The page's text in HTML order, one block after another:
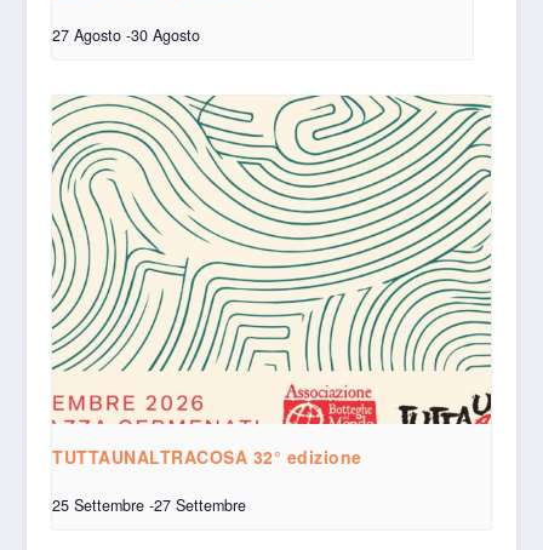
27 Agosto -30 Agosto
TUTTAUNALTRACOSA 32° edizione
25 Settembre -27 Settembre